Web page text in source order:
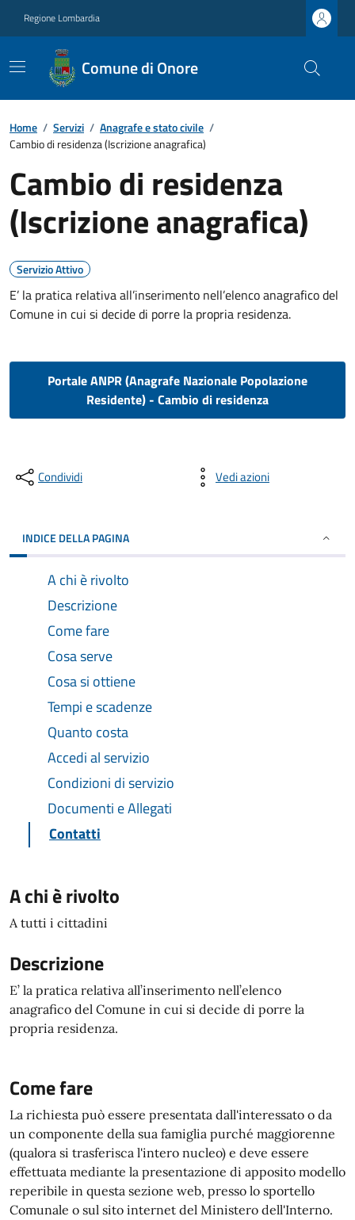
Regione Lombardia
Comune di Onore
Home / Servizi / Anagrafe e stato civile /
Cambio di residenza (Iscrizione anagrafica)
Cambio di residenza
(Iscrizione anagrafica)
Servizio Attivo
E’ la pratica relativa all’inserimento nell’elenco anagrafico del
Comune in cui si decide di porre la propria residenza.
Portale ANPR (Anagrafe Nazionale Popolazione
Residente) - Cambio di residenza
Condividi Vedi azioni
INDICE DELLA PAGINA
A chi è rivolto
Descrizione
Come fare
Cosa serve
Cosa si ottiene
Tempi e scadenze
Quanto costa
Accedi al servizio
Condizioni di servizio
Documenti e Allegati
Contatti
A chi è rivolto
A tutti i cittadini
Descrizione
E’ la pratica relativa all’inserimento nell’elenco
anagrafico del Comune in cui si decide di porre la
propria residenza.
Come fare
La richiesta può essere presentata dall'interessato o da
un componente della sua famiglia purché maggiorenne
(qualora si trasferisca l'intero nucleo) e deve essere
effettuata mediante la presentazione di apposito modello
reperibile in questa sezione web, presso lo sportello
Comunale o sul sito internet del Ministero dell'Interno.